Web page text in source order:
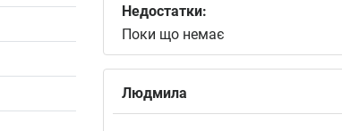
Недостатки:
Поки що немає
Людмила